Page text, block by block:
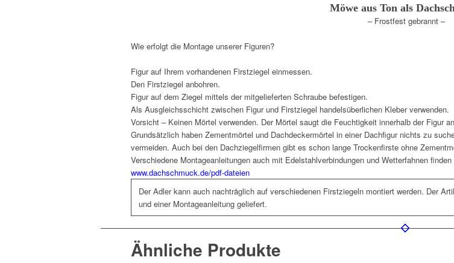
Möwe aus Ton als
– Frostfest gebrannt –
Wie erfolgt die Montage unserer Figuren?
Figur auf Ihrem vorhandenen Firstziegel einmessen.
Den Firstziegel anbohren.
Figur auf dem Ziegel mittels der mitgelieferten Schraube befestigen.
Als Ausgleichsschicht zwischen Figur und Firstziegel handelsüberlichen Kleber verwenden.
Vorsicht – Keinen Mörtel verwenden. Der Mörtel saugt die Feuchtigkeit innerhalb der Figur
Grundsätzlich haben Zementmörtel und Dachdeckermörtel in einer Dachfigur nichts zu
vermeiden. Auch bei den Dachziegelfirmen gibt es schon lange Trockenfirste ohne
Verschiedene Montageanleitungen auch mit Edelstahlverbindungen und Wetterfahnen
www.dachschmuck.de/pdf-dateien
Der Adler kann auch nachträglich auf verschiedenen Firstziegeln montiert werden. Der
und einer Montageanleitung geliefert.
Ähnliche Produkte